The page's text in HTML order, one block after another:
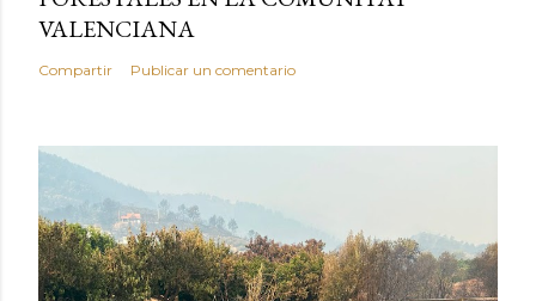
VALENCIANA
Compartir Publicar un comentario